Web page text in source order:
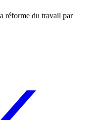
réforme du travail par